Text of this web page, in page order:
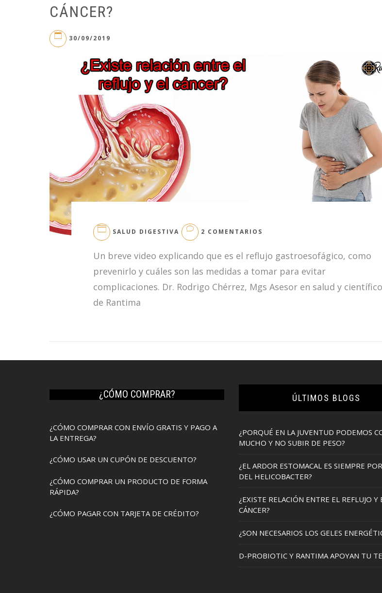
CÁNCER?
30/09/2019
SALUD DIGESTIVA 2 COMENTARIOS
ENTRE
EL
REFLUJO
Y
Un breve video explicando que es el reflujo gastroesofágico, como
prevenirlo y cuáles son las medidas a tomar para evitar
complicaciones. Dr. Rodrigo Chérrez, Mgs Asesor en salud y científico
de Rantima
¿CÓMO COMPRAR?
¿CÓMO COMPRAR CON ENVÍO GRATIS Y PAGO A
LA ENTREGA?
¿CÓMO USAR UN CUPÓN DE DESCUENTO?
¿CÓMO COMPRAR UN PRODUCTO DE FORMA
RÁPIDA?
¿CÓMO PAGAR CON TARJETA DE CRÉDITO?
ÚLTIMOS BLOGS
¿PORQUÉ EN LA JUVENTUD PODEMOS
MUCHO Y NO SUBIR DE PESO?
¿EL ARDOR ESTOMACAL ES SIEMPRE
DEL HELICOBACTER?
¿EXISTE RELACIÓN ENTRE EL REFLUJO Y
CÁNCER?
¿SON NECESARIOS LOS GELES
D-PROBIOTIC Y RANTIMA APOYAN TU